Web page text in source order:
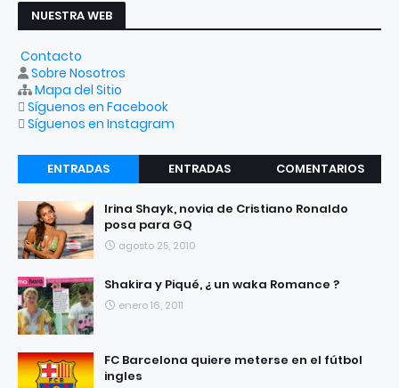
NUESTRA WEB
Contacto
Sobre Nosotros
Mapa del Sitio
Síguenos en Facebook
Síguenos en Instagram
ENTRADAS
RECIENTES
ENTRADAS
COMENTARIOS
Irina Shayk, novia de Cristiano Ronaldo
posa para GQ
agosto 25, 2010
Shakira y Piqué, ¿ un waka Romance ?
enero 16, 2011
FC Barcelona quiere meterse en el fútbol
ingles